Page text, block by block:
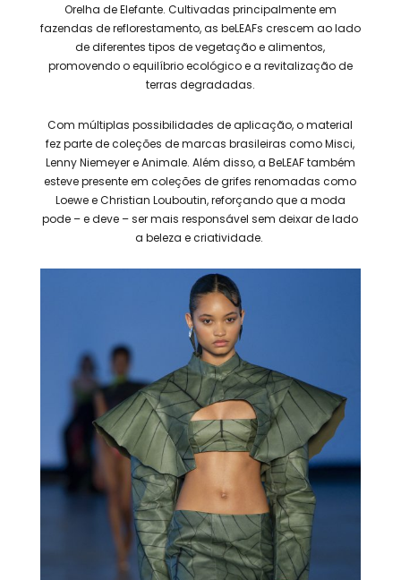
Orelha de Elefante. Cultivadas principalmente em
fazendas de reflorestamento, as beLEAFs crescem ao lado
de diferentes tipos de vegetação e alimentos,
promovendo o equilíbrio ecológico e a revitalização de
terras degradadas.
Com múltiplas possibilidades de aplicação, o material
fez parte de coleções de marcas brasileiras como Misci,
Lenny Niemeyer e Animale. Além disso, a BeLEAF também
esteve presente em coleções de grifes renomadas como
Loewe e Christian Louboutin, reforçando que a moda
pode – e deve – ser mais responsável sem deixar de lado
a beleza e criatividade.